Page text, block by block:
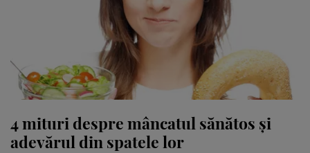
4 mituri despre mâncatul sănătos și
adevărul din spatele lor